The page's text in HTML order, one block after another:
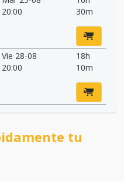
20:00
30m
Vie 28-08
20:00
18h
10m
tu